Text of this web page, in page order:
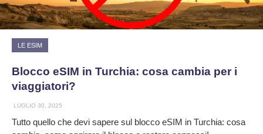
LE ESIM
Blocco eSIM in Turchia: cosa cambia per i
viaggiatori?
LUGLIO 30, 2025
Tutto quello che devi sapere sul blocco eSIM in Turchia: cosa